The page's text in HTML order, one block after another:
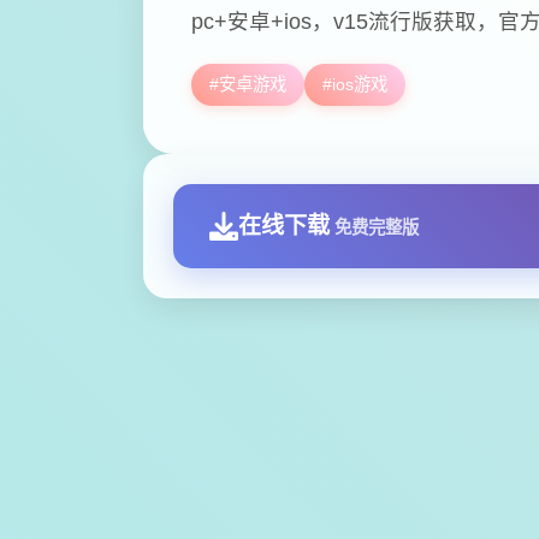
pc+安卓+ios，v15流行版获取，官
#安卓游戏 #ios游戏
在线下载 免费完整版